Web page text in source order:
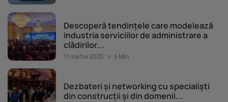
Descoperă tendințele care modelează
industria serviciilor de administrare a
clădirilor...
11 martie 2025 5 Min
Dezbateri și networking cu specialiști
din construcții și din domenii...